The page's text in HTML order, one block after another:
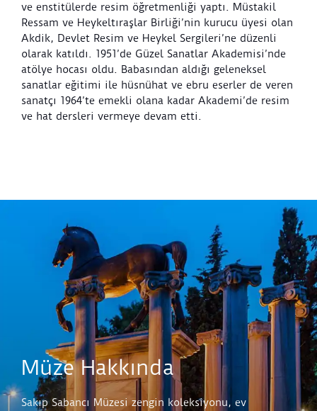
ve enstitülerde resim öğretmenliği yaptı. Müstakil
Ressam ve Heykeltıraşlar Birliği’nin kurucu üyesi olan
Akdik, Devlet Resim ve Heykel Sergileri’ne düzenli
olarak katıldı. 1951’de Güzel Sanatlar Akademisi’nde
atölye hocası oldu. Babasından aldığı geleneksel
sanatlar eğitimi ile hüsnühat ve ebru eserler de veren
sanatçı 1964’te emekli olana kadar Akademi’de resim
ve hat dersleri vermeye devam etti.
Müze Hakkında
Sakıp Sabancı Müzesi zengin koleksiyonu, ev